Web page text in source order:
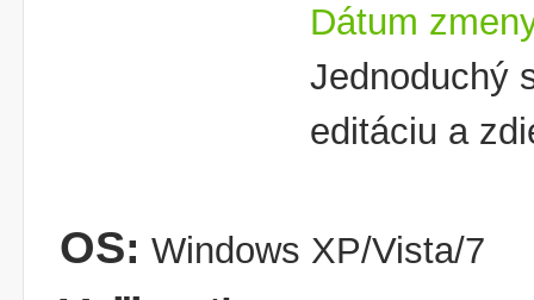
Dátum
Jednoduchý
editáciu a
OS: Windows XP/Vista/7